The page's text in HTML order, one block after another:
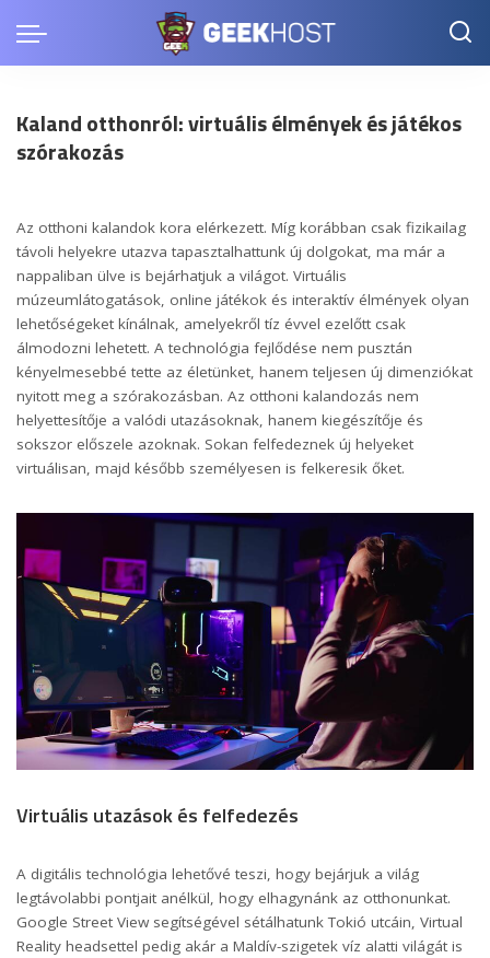
Kaland otthonról: virtuális élmények és játékos
szórakozás
Az otthoni kalandok kora elérkezett. Míg korábban csak fizikailag
távoli helyekre utazva tapasztalhattunk új dolgokat, ma már a
nappaliban ülve is bejárhatjuk a világot. Virtuális
múzeumlátogatások, online játékok és interaktív élmények olyan
lehetőségeket kínálnak, amelyekről tíz évvel ezelőtt csak
álmodozni lehetett. A technológia fejlődése nem pusztán
kényelmesebbé tette az életünket, hanem teljesen új dimenziókat
nyitott meg a szórakozásban. Az otthoni kalandozás nem
helyettesítője a valódi utazásoknak, hanem kiegészítője és
sokszor előszele azoknak. Sokan felfedeznek új helyeket
virtuálisan, majd később személyesen is felkeresik őket.
Virtuális utazások és felfedezés
A digitális technológia lehetővé teszi, hogy bejárjuk a világ
legtávolabbi pontjait anélkül, hogy elhagynánk az otthonunkat.
Google Street View segítségével sétálhatunk Tokió utcáin, Virtual
Reality headsettel pedig akár a Maldív-szigetek víz alatti világát is